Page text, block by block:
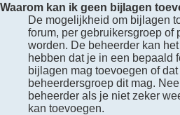
Waarom kan ik geen bijlagen
De mogelijkheid om bijlagen
forum, per gebruikersgroep of
worden. De beheerder kan
hebben dat je in een bepaald
bijlagen mag toevoegen of
beheerdersgroep dit mag.
beheerder als je niet zeker
kan toevoegen.